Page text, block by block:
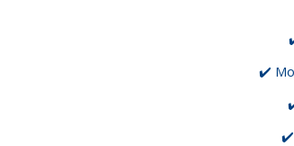
✔️
✔️